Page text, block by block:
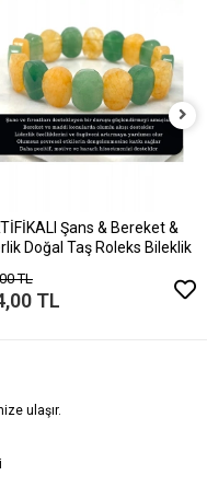
Şans & Bereket &
Doğal Taş Roleks Bileklik
TL
TL
ulaşır.